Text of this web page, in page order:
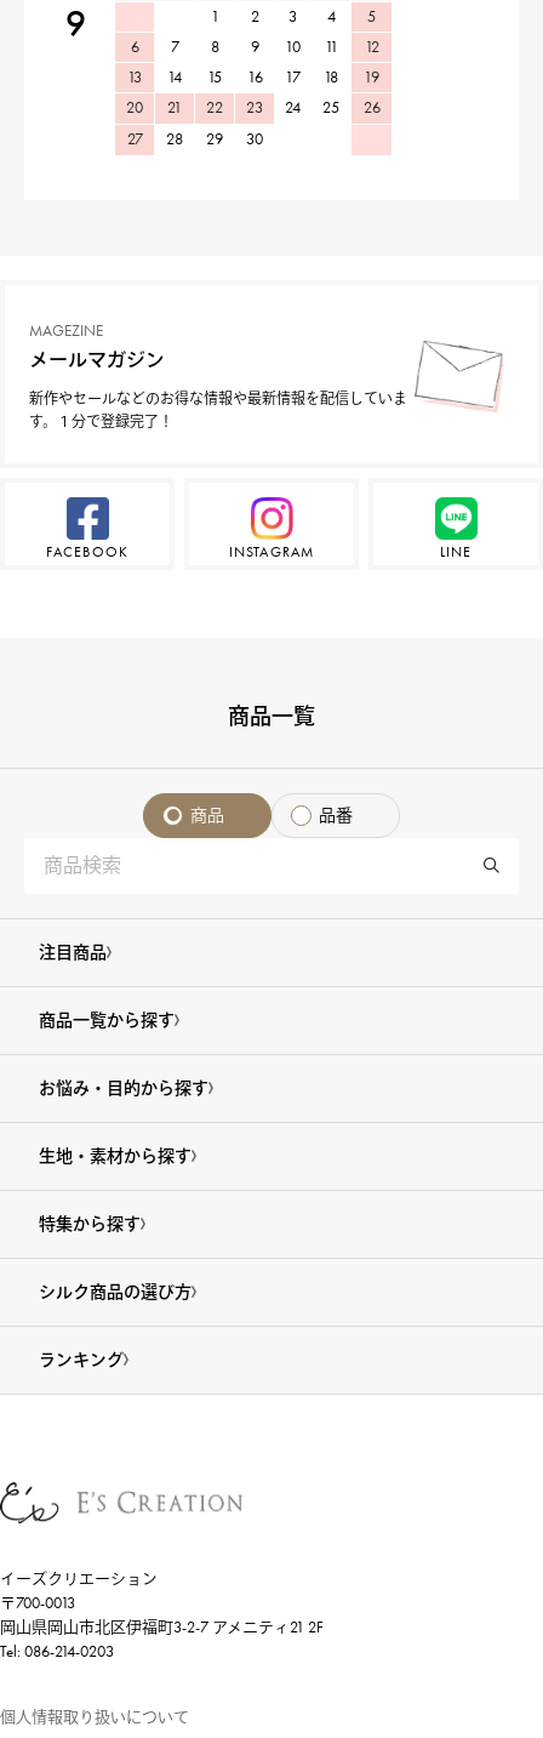
9 1 2 3 4
5
6
7 8 9 10 11
12
13
14 15 16 17 18
19
20
21 22 23 24 25
26
27
28 29 30
MAGEZINE
メールマガジン
新作やセールなどのお得な情報や最新情報を配信していま
す。１分で登録完了！
FACEBOOK INSTAGRAM LINE
商品一覧
商品 品番
注目商品
商品一覧から探す
お悩み・目的から探す
生地・素材から探す
特集から探す
シルク商品の選び方
ランキング
イーズクリエーション
〒700-0013
岡山県岡山市北区伊福町3-2-7 アメニティ21 2F
Tel: 086-214-0203
個人情報取り扱いについて